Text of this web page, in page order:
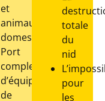
et
animaux
domestiques
Port
complet
d’équipements
de
totale
du
nid
pour
les